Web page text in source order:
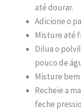
até dourar.
Adicione o
Misture até
Dilua o
pouco de
Misture
Recheie a
feche